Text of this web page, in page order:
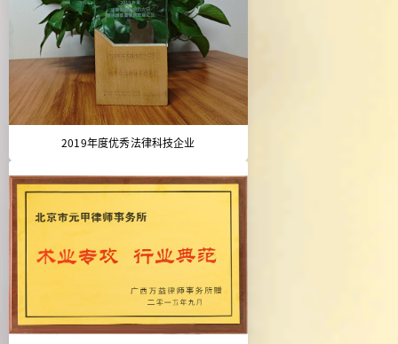
2019年度优秀法律科技企业